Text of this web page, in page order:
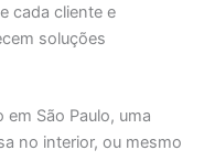
cada cliente e
soluções
São Paulo, uma
no interior, ou mesmo